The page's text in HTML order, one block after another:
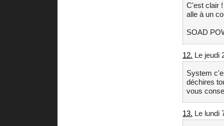
C'est clair
alle à un
SOAD
12. Le jeudi
System
déchires
vous
13. Le lundi